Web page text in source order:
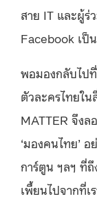
สาย IT และผู้
Facebook เป็
พอมองกลับไป
ตัวละครไทยใน
MATTER จึงล
‘มองคนไทย’
การ์ตูน ฯลฯ ที่
เพี้ยนไปจากที่เ